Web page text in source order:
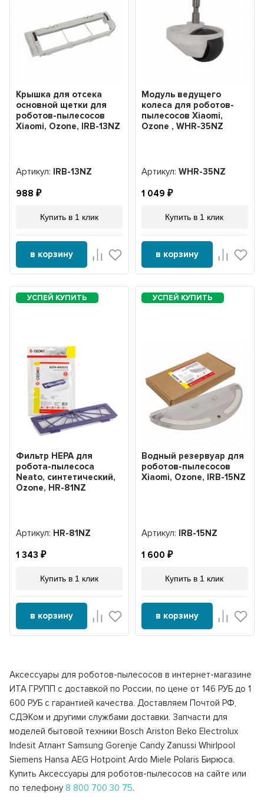
Крышка для отсека
основной щетки для
роботов-пылесосов
Xiaomi, Ozone, IRB-13NZ
Артикул: IRB-13NZ
988
Купить в 1 клик
в корзину
Модуль ведущего
колеса для роботов-
пылесосов Xiaomi,
Ozone , WHR-35NZ
Артикул: WHR-35NZ
1 049
Купить в 1 клик
в корзину
Фильтр HEPA для
робота-пылесоса
Neato, синтетический,
Ozone, HR-81NZ
Артикул: HR-81NZ
1 343
Купить в 1 клик
в корзину
Водный резервуар для
роботов-пылесосов
Xiaomi, Ozone, IRB-15NZ
Артикул: IRB-15NZ
1 600
Купить в 1 клик
в корзину
Аксессуары для роботов-пылесосов в интернет-магазине
ИТА ГРУПП с доставкой по России, по цене от 146 РУБ до 1
600 РУБ с гарантией качества. Доставляем Почтой РФ,
СДЭКом и другими службами доставки. Запчасти для
моделей бытовой техники Bosch Ariston Beko Electrolux
Indesit Атлант Samsung Gorenje Candy Zanussi Whirlpool
Siemens Hansa AEG Hotpoint Ardo Miele Polaris Бирюса.
Купить Аксессуары для роботов-пылесосов на сайте или
по телефону8 800 700 30 75.